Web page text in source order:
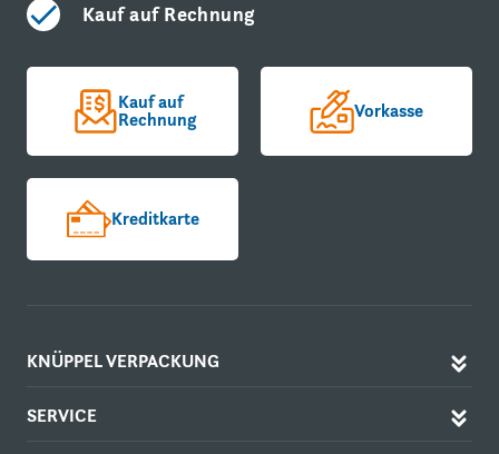
Kauf auf Rechnung
Kauf auf
Rechnung Vorkasse
Kreditkarte
KNÜPPEL VERPACKUNG
SERVICE